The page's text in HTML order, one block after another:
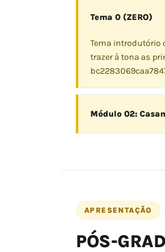
Tema 0 (ZERO)
Tema introdutório
trazer à tona as
Módulo 02:
APRESENTAÇÃO
PÓS-